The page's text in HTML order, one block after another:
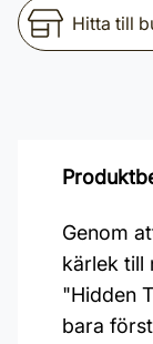
Hitta till
Genom
kärlek till
"Hidden
bara